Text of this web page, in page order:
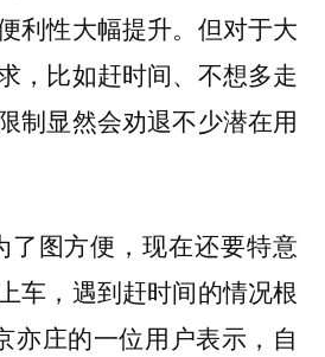
利性大幅提升。但对于大
，比如赶时间、不想多走
制显然会劝退不少潜在用
了图方便，现在还要特意
车，遇到赶时间的情况根
亦庄的一位用户表示，自